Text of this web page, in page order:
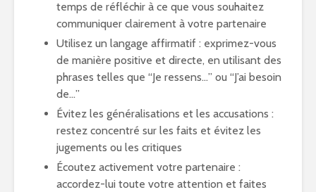
temps de réfléchir à ce que vous souhaitez
communiquer clairement à votre partenaire
Utilisez un langage affirmatif : exprimez-vous
de manière positive et directe, en utilisant des
phrases telles que “Je ressens…” ou “J’ai besoin
de…”
Évitez les généralisations et les accusations :
restez concentré sur les faits et évitez les
jugements ou les critiques
Écoutez activement votre partenaire :
accordez-lui toute votre attention et faites